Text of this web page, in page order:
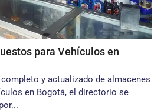
para Vehículos en
y actualizado de almacenes
en Bogotá, el directorio se